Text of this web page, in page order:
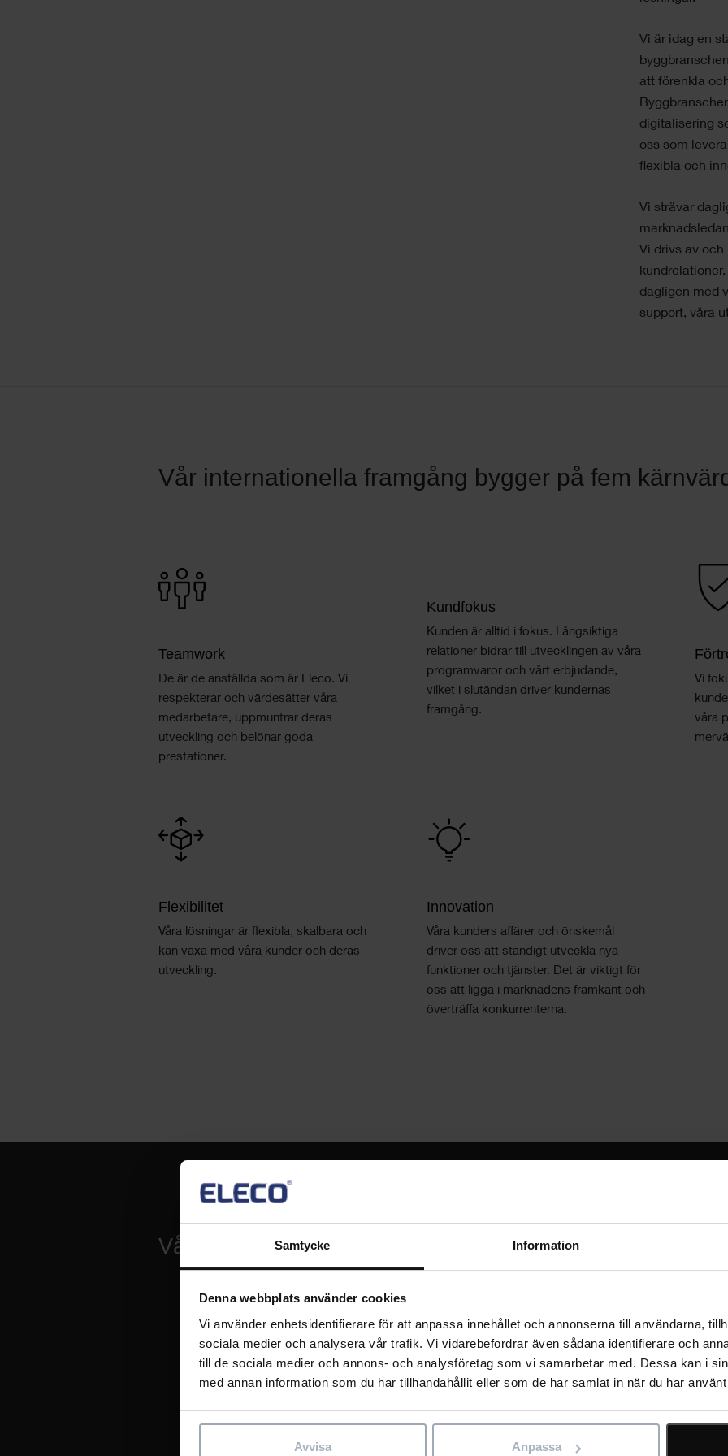
Samtycke Information
Denna webbplats använder cookies
Vi använder enhetsidentifierare för att anpassa innehållet och annonserna till användarna,
sociala medier och analysera vår trafik. Vi vidarebefordrar även sådana identifierare och
till de sociala medier och annons- och analysföretag som vi samarbetar med. Dessa kan i
med annan information som du har tillhandahållit eller som de har samlat in när du har
Avvisa Anpassa
Vi är idag en
att förenkla
digitalisering
oss som
flexibla och
Vi strävar
Vi drivs av
dagligen med
support, våra
Vår internationella framgång bygger på fem
Teamwork
De är de anställda som är Eleco. Vi
respekterar och värdesätter våra
medarbetare, uppmuntrar deras
utveckling och belönar goda
prestationer.
Kundfokus
Kunden är alltid i fokus. Långsiktiga
relationer bidrar till utvecklingen av våra
programvaror och vårt erbjudande,
vilket i slutändan driver kundernas
framgång.
Vi
våra
Flexibilitet
Våra lösningar är flexibla, skalbara och
kan växa med våra kunder och deras
utveckling.
Innovation
Våra kunders affärer och önskemål
driver oss att ständigt utveckla nya
funktioner och tjänster. Det är viktigt för
oss att ligga i marknadens framkant och
överträffa konkurrenterna.
Vår historia
1895
Företaget grundas som The Gilbert